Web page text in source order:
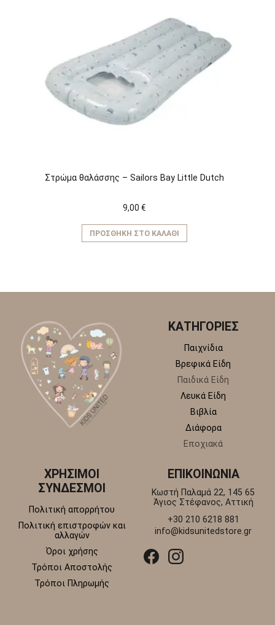
πολλαπλές
παραλλαγές.
επιλογές
μπορούν
να
επιλεγούν
στη
Στρώμα θαλάσσης – Sailors Bay Little Dutch
9,00 €
ΠΡΟΣΘΉΚΗ ΣΤΟ ΚΑΛΆΘΙ
ΚΑΤΗΓΟΡΙΕΣ
Παιχνίδια
Βρεφικά Είδη
Παιδικά Είδη
Λευκά Είδη
Βιβλία
Διάφορα
Εποχιακά
ΧΡΗΣΙΜΟΙ
ΣΥΝΔΕΣΜΟΙ
Πολιτική απορρήτου
Πολιτική επιστροφών και
αλλαγών
Όροι χρήσης
Τρόποι Αποστολής
Τρόποι Πληρωμής
ΕΠΙΚΟΙΝΩΝΙΑ
Κωστή Παλαμά 22, 145 65
Άγιος Στέφανος, Αττική
+30 210 6218 881
info@kidsunitedstore.gr